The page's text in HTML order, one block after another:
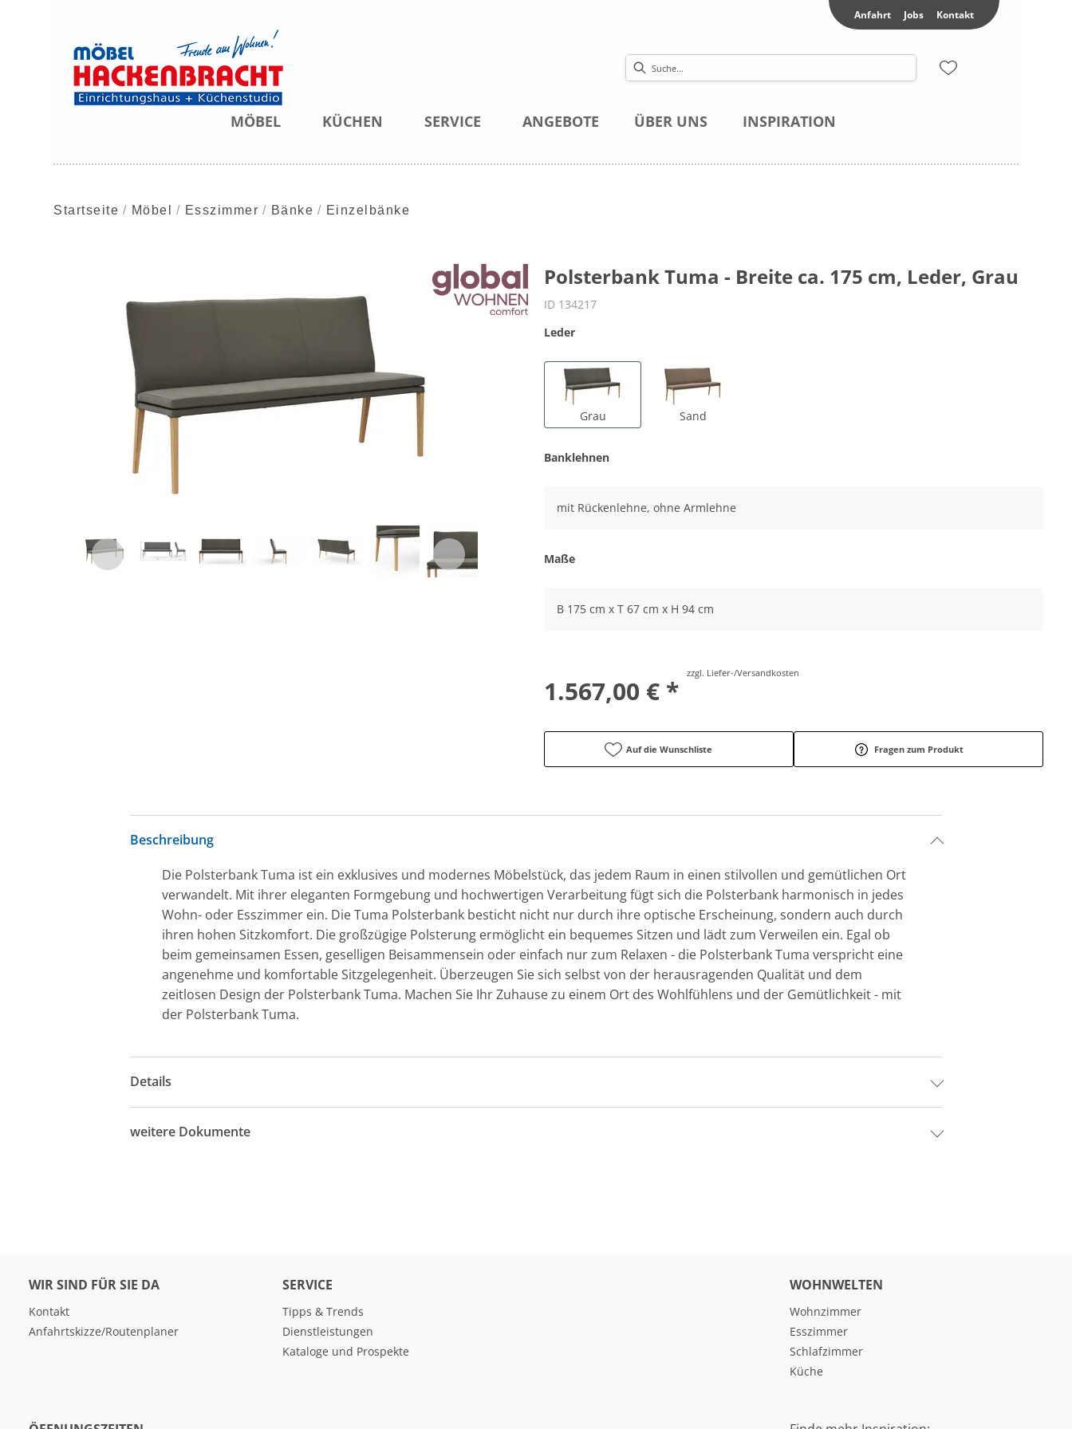
Anfahrt Jobs Kontakt
MÖBEL KÜCHEN SERVICE ANGEBOTE ÜBER UNS INSPIRATION
Startseite Möbel Esszimmer Bänke Einzelbänke
Polsterbank Tuma - Breite ca. 175 cm, Leder, Grau
ID 134217
Leder
Grau Sand
Banklehnen
mit Rückenlehne, ohne Armlehne
Maße
B 175 cm x T 67 cm x H 94 cm
1.567,00 € *
zzgl. Liefer-/Versandkosten
Auf die Wunschliste Fragen zum Produkt
Beschreibung
Die Polsterbank Tuma ist ein exklusives und modernes Möbelstück, das jedem Raum in einen stilvollen und gemütlichen Ort
verwandelt. Mit ihrer eleganten Formgebung und hochwertigen Verarbeitung fügt sich die Polsterbank harmonisch in jedes
Wohn- oder Esszimmer ein. Die Tuma Polsterbank besticht nicht nur durch ihre optische Erscheinung, sondern auch durch
ihren hohen Sitzkomfort. Die großzügige Polsterung ermöglicht ein bequemes Sitzen und lädt zum Verweilen ein. Egal ob
beim gemeinsamen Essen, geselligen Beisammensein oder einfach nur zum Relaxen - die Polsterbank Tuma verspricht eine
angenehme und komfortable Sitzgelegenheit. Überzeugen Sie sich selbst von der herausragenden Qualität und dem
zeitlosen Design der Polsterbank Tuma. Machen Sie Ihr Zuhause zu einem Ort des Wohlfühlens und der Gemütlichkeit - mit
der Polsterbank Tuma.
Details
weitere Dokumente
WIR SIND FÜR SIE DA
Kontakt
Anfahrtskizze/Routenplaner
SERVICE
Tipps & Trends
Dienstleistungen
Kataloge und Prospekte
WOHNWELTEN
Wohnzimmer
Esszimmer
Schlafzimmer
Küche